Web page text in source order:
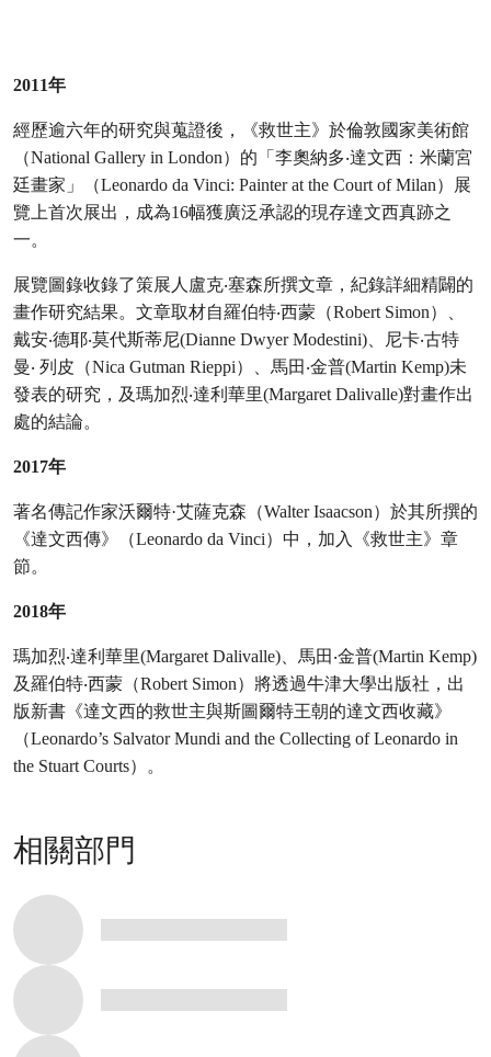
2011年
經歷逾六年的研究與蒐證後，《救世主》於倫敦國家美術館
（National Gallery in London）的「李奧納多‧達文西：米蘭宮
廷畫家」（Leonardo da Vinci: Painter at the Court of Milan）展
覽上首次展出，成為16幅獲廣泛承認的現存達文西真跡之
一。
展覽圖錄收錄了策展人盧克‧塞森所撰文章，紀錄詳細精闢的
畫作研究結果。文章取材自羅伯特‧西蒙（Robert Simon）、
戴安‧德耶‧莫代斯蒂尼(Dianne Dwyer Modestini)、尼卡‧古特
曼‧ 列皮（Nica Gutman Rieppi）、馬田‧金普(Martin Kemp)未
發表的研究，及瑪加烈‧達利華里(Margaret Dalivalle)對畫作出
處的結論。
2017年
著名傳記作家沃爾特·艾薩克森（Walter Isaacson）於其所撰的
《達文西傳》（Leonardo da Vinci）中，加入《救世主》章
節。
2018年
瑪加烈‧達利華里(Margaret Dalivalle)、馬田‧金普(Martin Kemp)
及羅伯特‧西蒙（Robert Simon）將透過牛津大學出版社，出
版新書《達文西的救世主與斯圖爾特王朝的達文西收藏》
（Leonardo’s Salvator Mundi and the Collecting of Leonardo in
the Stuart Courts）。
相關部門